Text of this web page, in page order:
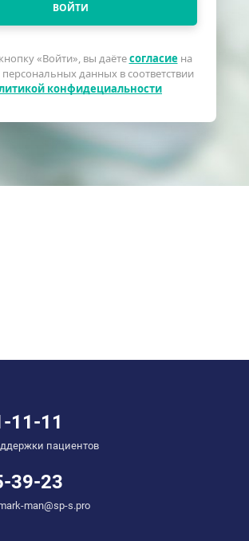
ВОЙТИ
«Войти», вы даётесогласиена
данных в соответствии
конфидециальности
11-11
пациентов
39-23
man@sp-s.pro